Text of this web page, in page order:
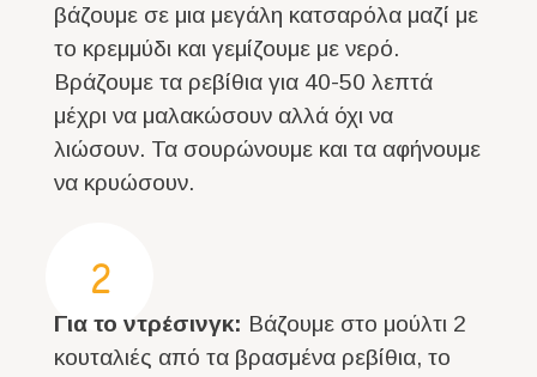
βάζουμε σε μια μεγάλη κατσαρόλα μαζί με
το κρεμμύδι και γεμίζουμε με νερό.
Βράζουμε τα ρεβίθια για 40-50 λεπτά
μέχρι να μαλακώσουν αλλά όχι να
λιώσουν. Τα σουρώνουμε και τα αφήνουμε
να κρυώσουν.
2
Για το ντρέσινγκ: Βάζουμε στο μούλτι 2
κουταλιές από τα βρασμένα ρεβίθια, το